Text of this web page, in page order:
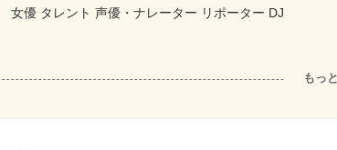
女優 タレント 声優・ナレーター リポーター DJ
もっ